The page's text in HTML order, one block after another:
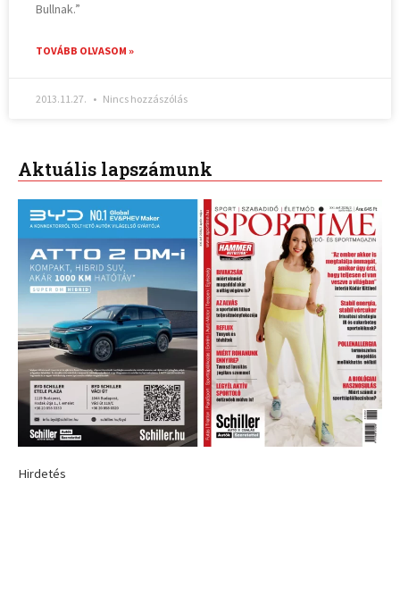
Bullnak.”
TOVÁBB OLVASOM »
2013.11.27. Nincs hozzászólás
Aktuális lapszámunk
Hirdetés